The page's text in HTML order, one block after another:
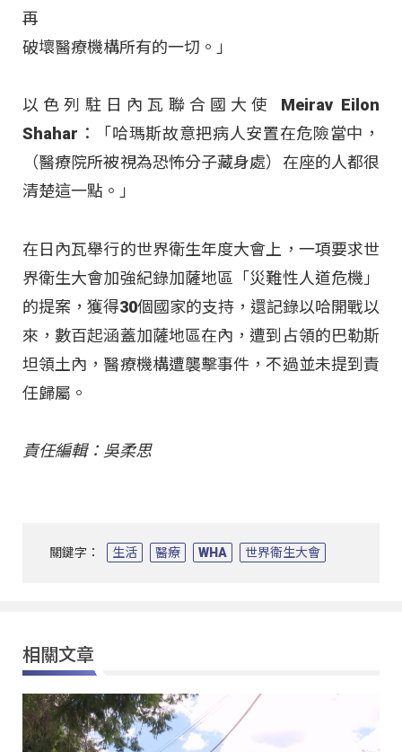
再
破壞醫療機構所有的一切。」
以色列駐日內瓦聯合國大使 Meirav Eilon
Shahar：「哈瑪斯故意把病人安置在危險當中，
（醫療院所被視為恐怖分子藏身處）在座的人都很
清楚這一點。」
在日內瓦舉行的世界衛生年度大會上，一項要求世
界衛生大會加強紀錄加薩地區「災難性人道危機」
的提案，獲得30個國家的支持，還記錄以哈開戰以
來，數百起涵蓋加薩地區在內，遭到占領的巴勒斯
坦領土內，醫療機構遭襲擊事件，不過並未提到責
任歸屬。
責任編輯：吳柔思
關鍵字： 生活 醫療 WHA 世界衛生大會
相關文章